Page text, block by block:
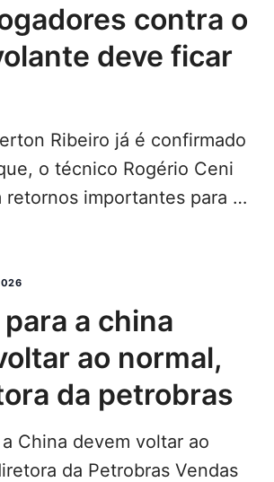
contra o
deve ficar
Ribeiro já é confirmado
o técnico Rogério Ceni
retornos importantes para a
ao normal,
da petrobras
China devem voltar ao
da Petrobras Vendas